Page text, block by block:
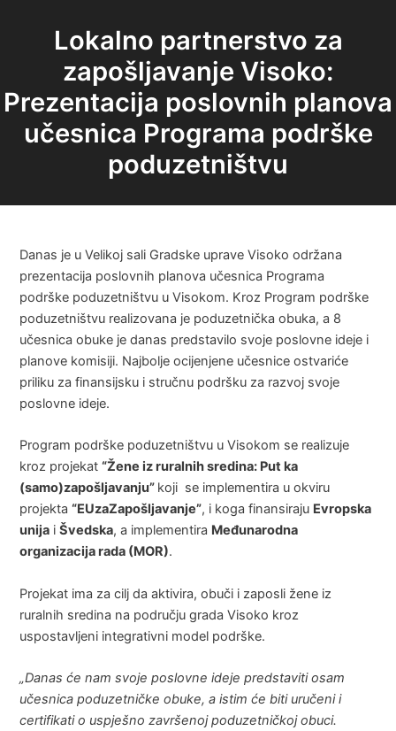
Lokalno partnerstvo za
zapošljavanje Visoko:
Prezentacija poslovnih planova
učesnica Programa podrške
poduzetništvu
Danas je u Velikoj sali Gradske uprave Visoko održana
prezentacija poslovnih planova učesnica Programa
podrške poduzetništvu u Visokom. Kroz Program podrške
poduzetništvu realizovana je poduzetnička obuka, a 8
učesnica obuke je danas predstavilo svoje poslovne ideje i
planove komisiji. Najbolje ocijenjene učesnice ostvariće
priliku za finansijsku i stručnu podršku za razvoj svoje
poslovne ideje.
Program podrške poduzetništvu u Visokom se realizuje
kroz projekat“Žene iz ruralnih sredina: Put ka
(samo)zapošljavanju” koji se implementira u okviru
projekta“EUzaZapošljavanje”, i koga finansiraju Evropska
unija iŠvedska, a implementira Međunarodna
organizacija rada (MOR).
Projekat ima za cilj da aktivira, obuči i zaposli žene iz
ruralnih sredina na području grada Visoko kroz
uspostavljeni integrativni model podrške.
„Danas će nam svoje poslovne ideje predstaviti osam
učesnica poduzetničke obuke, a istim će biti uručeni i
certifikati o uspješno završenoj poduzetničkoj obuci.